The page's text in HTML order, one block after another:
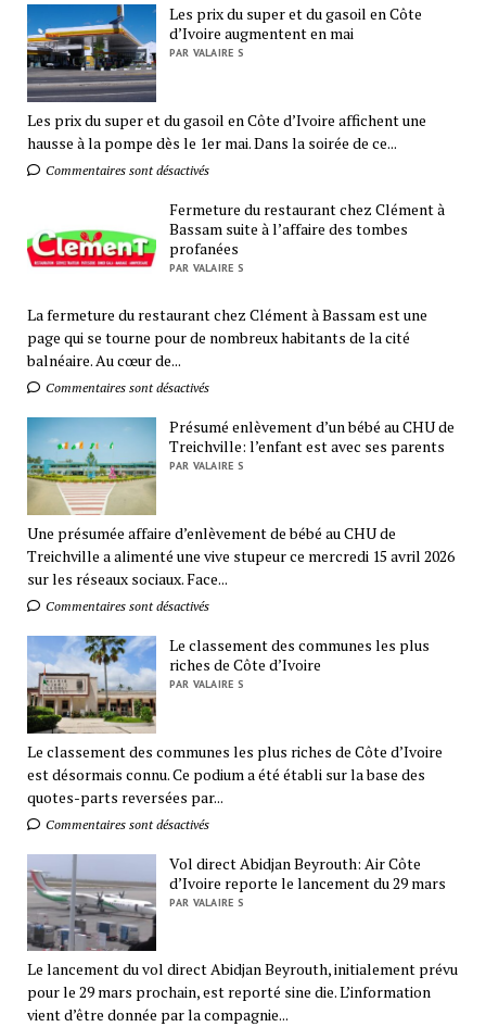
Les prix du super et du gasoil en Côte
d’Ivoire augmentent en mai
PAR VALAIRE S
Les prix du super et du gasoil en Côte d’Ivoire affichent une
hausse à la pompe dès le 1er mai. Dans la soirée de ce...
Commentaires sont désactivés
Fermeture du restaurant chez Clément à
Bassam suite à l’affaire des tombes
profanées
PAR VALAIRE S
La fermeture du restaurant chez Clément à Bassam est une
page qui se tourne pour de nombreux habitants de la cité
balnéaire. Au cœur de...
Commentaires sont désactivés
Présumé enlèvement d’un bébé au CHU de
Treichville: l’enfant est avec ses parents
PAR VALAIRE S
Une présumée affaire d’enlèvement de bébé au CHU de
Treichville a alimenté une vive stupeur ce mercredi 15 avril 2026
sur les réseaux sociaux. Face...
Commentaires sont désactivés
Le classement des communes les plus
riches de Côte d’Ivoire
PAR VALAIRE S
Le classement des communes les plus riches de Côte d’Ivoire
est désormais connu. Ce podium a été établi sur la base des
quotes-parts reversées par...
Commentaires sont désactivés
Vol direct Abidjan Beyrouth: Air Côte
d’Ivoire reporte le lancement du 29 mars
PAR VALAIRE S
Le lancement du vol direct Abidjan Beyrouth, initialement prévu
pour le 29 mars prochain, est reporté sine die. L’information
vient d’être donnée par la compagnie...